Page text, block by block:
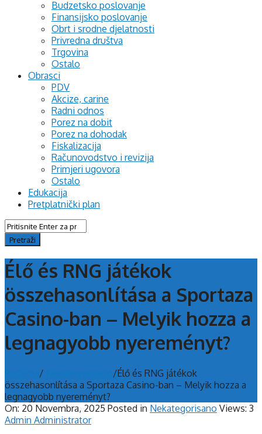
Budzetsko poslovanje
Finansijsko poslovanje
Obrt i srodne djelatnosti
Privredna društva
Trgovina
Ostalo
Obrasci
PDV
Akcize, carine
Radni odnos
Porez na dobit
Porez na dohodak
Fiskalizacija
Računovodstvo i revizija
Primjeri ugovora
Ostalo
Edukacija
Pretplatnički plan
Élő és RNG játékok
összehasonlítása a Sportaza
Casino-ban – Melyik hozza a
legnagyobb nyereményt?
/ /Élő és RNG játékok
összehasonlítása a Sportaza Casino-ban – Melyik hozza a
legnagyobb nyereményt?
On: 20 Novembra, 2025 Posted in Nekategorisano Views: 3
Admin Administrator